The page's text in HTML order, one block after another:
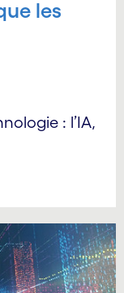
les
: l’IA,